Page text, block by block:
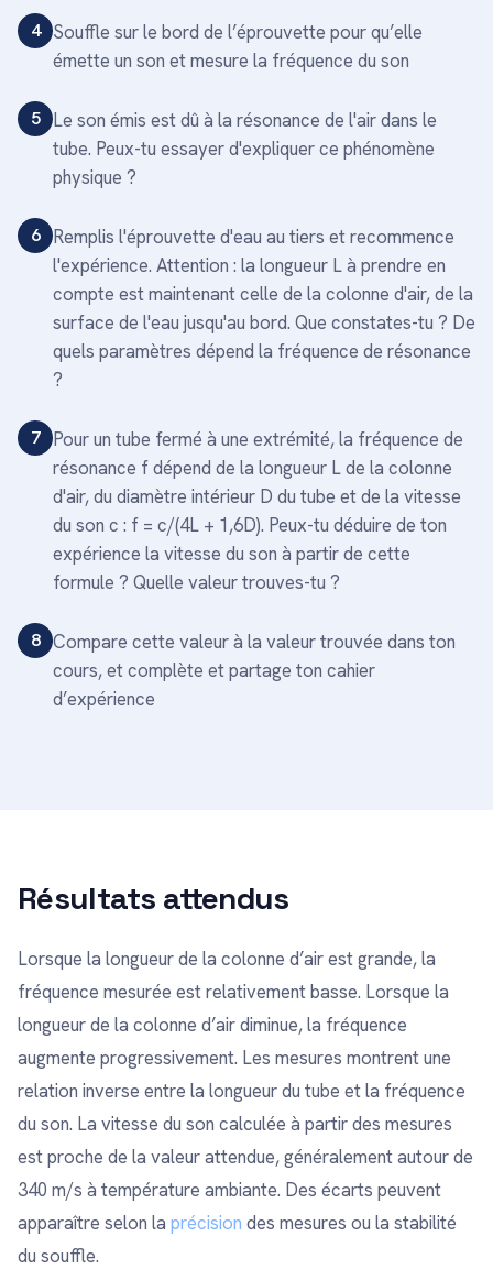
4 Souffle sur le bord de l’éprouvette pour qu’elle
émette un son et mesure la fréquence du son
5 Le son émis est dû à la résonance de l'air dans le
tube. Peux-tu essayer d'expliquer ce phénomène
physique ?
6 Remplis l'éprouvette d'eau au tiers et recommence
l'expérience. Attention : la longueur L à prendre en
compte est maintenant celle de la colonne d'air, de la
surface de l'eau jusqu'au bord. Que constates-tu ? De
quels paramètres dépend la fréquence de résonance
?
7 Pour un tube fermé à une extrémité, la fréquence de
résonance f dépend de la longueur L de la colonne
d'air, du diamètre intérieur D du tube et de la vitesse
du son c : f = c/(4L + 1,6D). Peux-tu déduire de ton
expérience la vitesse du son à partir de cette
formule ? Quelle valeur trouves-tu ?
8 Compare cette valeur à la valeur trouvée dans ton
cours, et complète et partage ton cahier
d’expérience
Résultats attendus
Lorsque la longueur de la colonne d’air est grande, la
fréquence mesurée est relativement basse. Lorsque la
longueur de la colonne d’air diminue, la fréquence
augmente progressivement. Les mesures montrent une
relation inverse entre la longueur du tube et la fréquence
du son. La vitesse du son calculée à partir des mesures
est proche de la valeur attendue, généralement autour de
340 m/s à température ambiante. Des écarts peuvent
apparaître selon la précision des mesures ou la stabilité
du souffle.